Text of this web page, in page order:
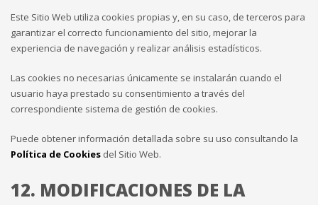
Este Sitio Web utiliza cookies propias y, en su caso, de terceros para
garantizar el correcto funcionamiento del sitio, mejorar la
experiencia de navegación y realizar análisis estadísticos.
Las cookies no necesarias únicamente se instalarán cuando el
usuario haya prestado su consentimiento a través del
correspondiente sistema de gestión de cookies.
Puede obtener información detallada sobre su uso consultando la
Política de Cookies del Sitio Web.
12. MODIFICACIONES DE LA